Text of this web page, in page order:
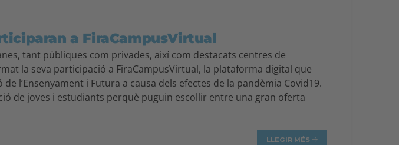
a FiraCampusVirtual
tant públiques com privades, així com destacats centres de
la seva participació a FiraCampusVirtual, la plataforma digital que
l’Ensenyament i Futura a causa dels efectes de la pandèmia Covid19.
de joves i estudiants perquè puguin escollir entre una gran oferta
LLEGIR MÉS